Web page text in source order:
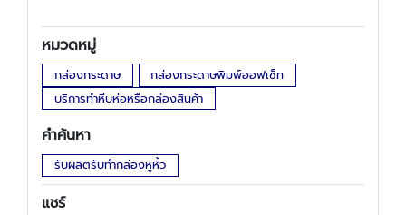
หมวดหมู่
กล่องกระดาษ
กล่องกระดาษพิมพ์ออฟเซ็ท
บริการทำหีบห่อหรือกล่องสินค้า
คำค้นหา
รับผลิตรับทำกล่องหูหิ้ว
แชร์